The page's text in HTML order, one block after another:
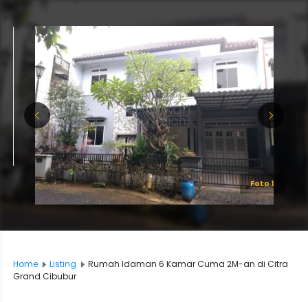
Foto 1
Home Listing
Rumah Idaman 6 Kamar Cuma 2M-an di Citra
Grand Cibubur